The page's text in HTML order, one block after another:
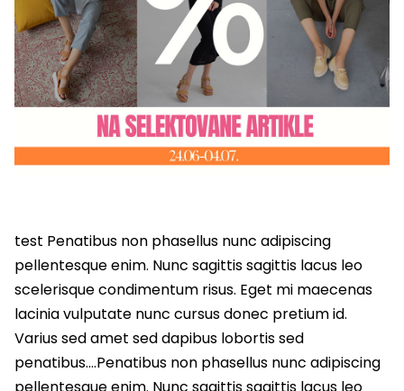
test Penatibus non phasellus nunc adipiscing
pellentesque enim. Nunc sagittis sagittis lacus leo
scelerisque condimentum risus. Eget mi maecenas
lacinia vulputate nunc cursus donec pretium id.
Varius sed amet sed dapibus lobortis sed
penatibus….Penatibus non phasellus nunc adipiscing
pellentesque enim. Nunc sagittis sagittis lacus leo